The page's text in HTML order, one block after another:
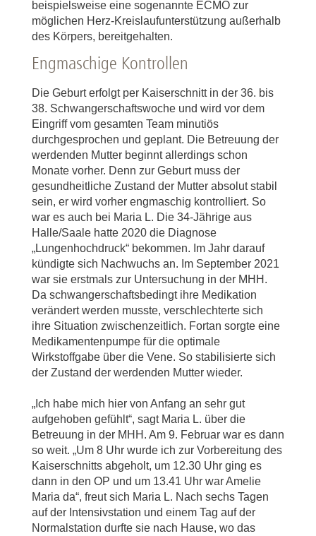
beispielsweise eine sogenannte ECMO zur
möglichen Herz-Kreislaufunterstützung außerhalb
des Körpers, bereitgehalten.
Engmaschige Kontrollen
Die Geburt erfolgt per Kaiserschnitt in der 36. bis
38. Schwangerschaftswoche und wird vor dem
Eingriff vom gesamten Team minutiös
durchgesprochen und geplant. Die Betreuung der
werdenden Mutter beginnt allerdings schon
Monate vorher. Denn zur Geburt muss der
gesundheitliche Zustand der Mutter absolut stabil
sein, er wird vorher engmaschig kontrolliert. So
war es auch bei Maria L. Die 34-Jährige aus
Halle/Saale hatte 2020 die Diagnose
„Lungenhochdruck“ bekommen. Im Jahr darauf
kündigte sich Nachwuchs an. Im September 2021
war sie erstmals zur Untersuchung in der MHH.
Da schwangerschaftsbedingt ihre Medikation
verändert werden musste, verschlechterte sich
ihre Situation zwischenzeitlich. Fortan sorgte eine
Medikamentenpumpe für die optimale
Wirkstoffgabe über die Vene. So stabilisierte sich
der Zustand der werdenden Mutter wieder.
„Ich habe mich hier von Anfang an sehr gut
aufgehoben gefühlt“, sagt Maria L. über die
Betreuung in der MHH. Am 9. Februar war es dann
so weit. „Um 8 Uhr wurde ich zur Vorbereitung des
Kaiserschnitts abgeholt, um 12.30 Uhr ging es
dann in den OP und um 13.41 Uhr war Amelie
Maria da“, freut sich Maria L. Nach sechs Tagen
auf der Intensivstation und einem Tag auf der
Normalstation durfte sie nach Hause, wo das